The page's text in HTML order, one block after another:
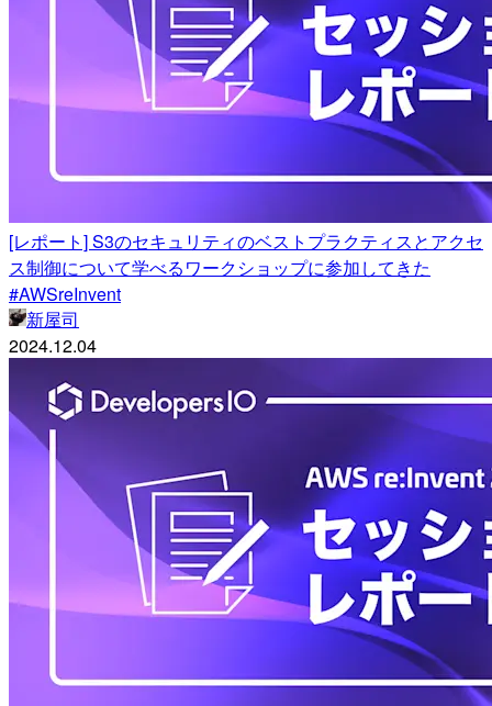
[レポート] S3のセキュリティのベストプラクティスとアクセ
ス制御について学べるワークショップに参加してきた
#AWSreInvent
新屋司
2024.12.04